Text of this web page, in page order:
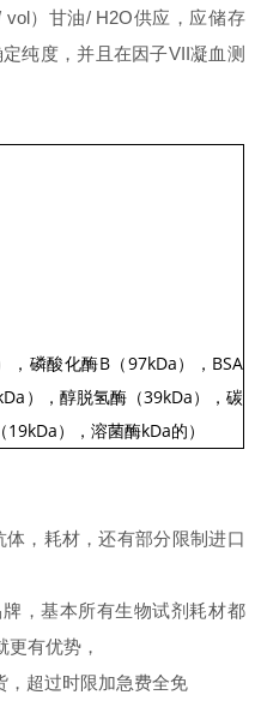
）甘油/ H2O供应，应储存
纯度，并且在因子VII凝血测
，磷酸化酶B（97kDa），BSA
），醇脱氢酶（39kDa），碳
），溶菌酶kDa的）
，耗材，还有部分限制进口
，基本所有生物试剂耗材都
有优势，
，超过时限加急费全免